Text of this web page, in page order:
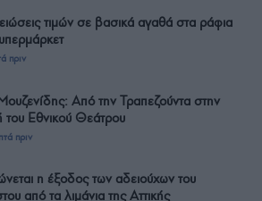
τιμών σε βασικά αγαθά στα ράφια
πριν
Από την Τραπεζούντα στην
του Εθνικού Θεάτρου
πριν
η έξοδος των αδειούχων του
από τα λιμάνια της Αττικής